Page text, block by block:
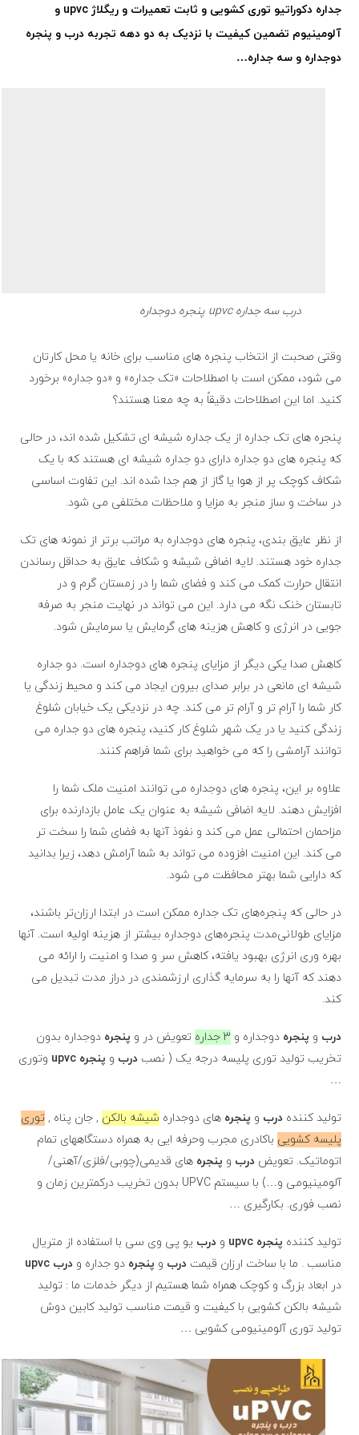
جداره دکوراتیو توری کشویی و ثابت تعمیرات و ریگلاژupvc و
آلومینیوم تضمین کیفیت با نزدیک به دو دهه تجربهدرب و پنجره
دوجداره و سه جداره…
درب سه جداره upvc پنجره دوجداره
وقتی صحبت از انتخاب پنجره های مناسب برای خانه یا محل کارتان
می شود، ممکن است با اصطلاحات «تک جداره» و «دو جداره» برخورد
کنید. اما این اصطلاحات دقیقاً به چه معنا هستند؟
پنجره های تک جداره از یک جداره شیشه ای تشکیل شده اند، در حالی
که پنجره های دو جداره دارای دو جداره شیشه ای هستند که با یک
شکاف کوچک پر از هوا یا گاز از هم جدا شده اند. این تفاوت اساسی
در ساخت و ساز منجر به مزایا و ملاحظات مختلفی می شود.
از نظر عایق بندی، پنجره های دوجداره به مراتب برتر از نمونه های تک
جداره خود هستند. لایه اضافی شیشه و شکاف عایق به حداقل رساندن
انتقال حرارت کمک می کند و فضای شما را در زمستان گرم و در
تابستان خنک نگه می دارد. این می تواند در نهایت منجر به صرفه
جویی در انرژی و کاهش هزینه های گرمایش یا سرمایش شود.
کاهش صدا یکی دیگر از مزایای پنجره های دوجداره است. دو جداره
شیشه ای مانعی در برابر صدای بیرون ایجاد می کند و محیط زندگی یا
کار شما را آرام تر و آرام تر می کند. چه در نزدیکی یک خیابان شلوغ
زندگی کنید یا در یک شهر شلوغ کار کنید، پنجره های دو جداره می
توانند آرامشی را که می خواهید برای شما فراهم کنند.
علاوه بر این، پنجره های دوجداره می توانند امنیت ملک شما را
افزایش دهند. لایه اضافی شیشه به عنوان یک عامل بازدارنده برای
مزاحمان احتمالی عمل می کند و نفوذ آنها به فضای شما را سخت تر
می کند. این امنیت افزوده می تواند به شما آرامش دهد، زیرا بدانید
که دارایی شما بهتر محافظت می شود.
در حالی که پنجره‌های تک جداره ممکن است در ابتدا ارزان‌تر باشند،
مزایای طولانی‌مدت پنجره‌های دوجداره بیشتر از هزینه اولیه است. آنها
بهره وری انرژی بهبود یافته، کاهش سر و صدا و امنیت را ارائه می
دهند که آنها را به سرمایه گذاری ارزشمندی در دراز مدت تبدیل می
کند.
درب و پنجره دوجداره‌ و 3 جداره تعویض در و پنجره دوجداره ‌بدون
‌تخریب تولید توری پلیسه درجه یک ( نصب ‌درب و پنجره upvc ‌ وتوری
…
تولید کنندهدرب و پنجره های دوجداره شیشه بالکن , جان پناه ,توری
پلیسه کشویی باکادری مجرب وحرفه ایی به همراه دستگاههای تمام
اتوماتیک. تعویضدرب و پنجره های قدیمی(چوبی/فلزی/آهنی/
آلومینیومی و…) با سیستم UPVC بدون تخریب درکمترین زمان و
نصب فوری. بکارگیری …
تولید کننده پنجره upvc ودرب یو پی وی سی با استفاده از متریال
مناسب . ما با ساخت ارزان قیمتدرب و پنجره دو جداره ودرب upvc
در ابعاد بزرگ و کوچک همراه شما هستیم از دیگر خدمات ما : تولید
شیشه بالکن کشویی با کیفیت و قیمت مناسب تولید کابین دوش
تولید توری آلومینیومی کشویی …